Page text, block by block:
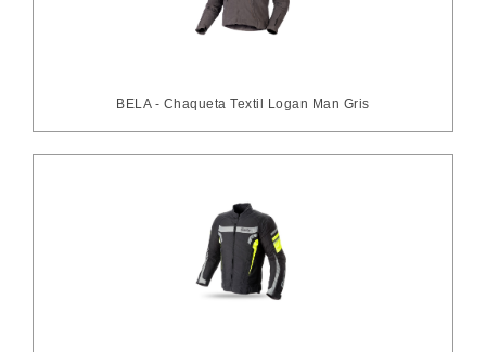
BELA - Chaqueta Textil Logan Man Gris